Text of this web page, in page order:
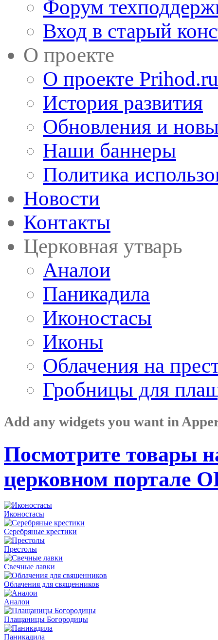
Форум
Вход в старый
О проекте
О проекте Prihod.ru
История развития
Обновления и
Наши баннеры
Политика
Новости
Контакты
Церковная утварь
Аналои
Паникадила
Иконостасы
Иконы
Облачения на
Гробницы для
Add any widgets you want in
Посмотрите товары
церковном портале
Иконостасы
Серебряные крестики
Престолы
Свечные лавки
Облачения для священников
Аналои
Плащаницы Богородицы
Паникадила